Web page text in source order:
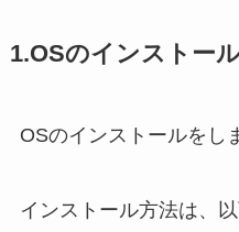
1.OSのインストー
OSのインストールをし
インストール方法は、